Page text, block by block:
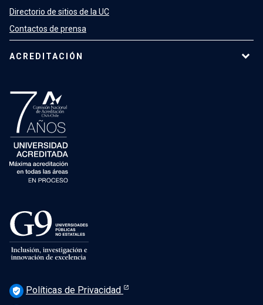
Directorio de sitios de la UC
Contactos de prensa
ACREDITACIÓN
verified_user Políticas de Privacidad